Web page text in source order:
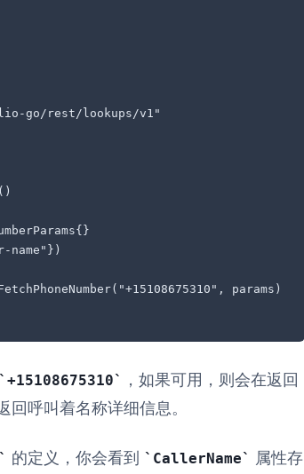
+15108675310
，如果可用，则会在返回
回呼叫着名称详细信息。
的定义，你会看到 CallerName
属性存